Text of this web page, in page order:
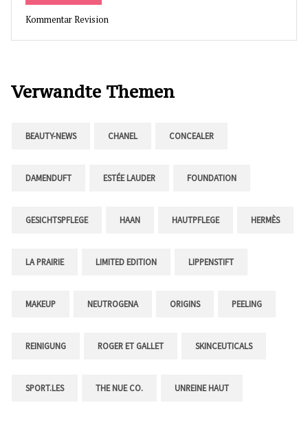
Kommentar Revision
Verwandte Themen
BEAUTY-NEWS CHANEL CONCEALER
DAMENDUFT ESTÉE LAUDER FOUNDATION
GESICHTSPFLEGE HAAN HAUTPFLEGE HERMÈS
LA PRAIRIE LIMITED EDITION LIPPENSTIFT
MAKEUP NEUTROGENA ORIGINS PEELING
REINIGUNG ROGER ET GALLET SKINCEUTICALS
SPORT.LES THE NUE CO. UNREINE HAUT